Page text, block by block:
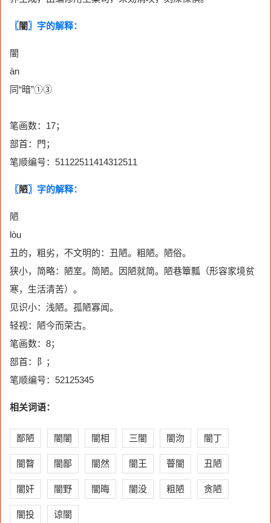
〖 闇 〗字的解释：
闇
àn
同“暗”①③
笔画数：17；
部首：門；
笔顺编号：51122511414312511
〖陋〗字的解释：
陋
lòu
丑的，粗劣，不文明的：丑陋。粗陋。陋俗。
狭小，简略：陋室。简陋。因陋就简。陋巷簟瓢（形容家境贫
寒，生活清苦）。
见识小：浅陋。孤陋寡闻。
轻视：陋今而荣古。
笔画数：8；
部首：阝；
笔顺编号：52125345
相关词语：
鄙陋 闇闇 闇相 三闇 闇沕 闇丁
闇瞀 闇鄙 闇然 闇王 瞢闇 丑陋
闇奸 闇野 闇晦 闇没 粗陋 贪陋
闇投 谅闇